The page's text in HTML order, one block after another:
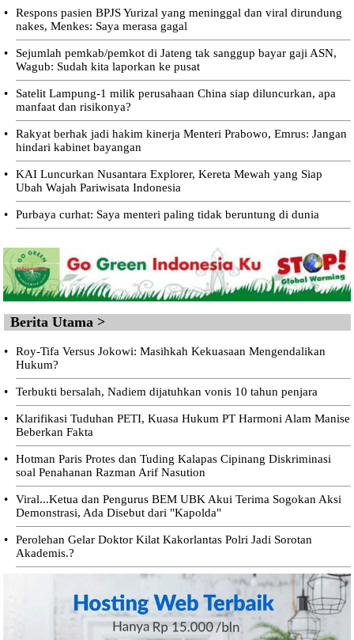
•
Respons pasien BPJS Yurizal yang meninggal dan viral dirundung
nakes, Menkes: Saya merasa gagal
•
Sejumlah pemkab/pemkot di Jateng tak sanggup bayar gaji ASN,
Wagub: Sudah kita laporkan ke pusat
•
Satelit Lampung-1 milik perusahaan China siap diluncurkan, apa
manfaat dan risikonya?
•
Rakyat berhak jadi hakim kinerja Menteri Prabowo, Emrus: Jangan
hindari kabinet bayangan
•
KAI Luncurkan Nusantara Explorer, Kereta Mewah yang Siap
Ubah Wajah Pariwisata Indonesia
• Purbaya curhat: Saya menteri paling tidak beruntung di dunia
Berita Utama >
•
Roy-Tifa Versus Jokowi: Masihkah Kekuasaan Mengendalikan
Hukum?
• Terbukti bersalah, Nadiem dijatuhkan vonis 10 tahun penjara
•
Klarifikasi Tuduhan PETI, Kuasa Hukum PT Harmoni Alam Manise
Beberkan Fakta
•
Hotman Paris Protes dan Tuding Kalapas Cipinang Diskriminasi
soal Penahanan Razman Arif Nasution
•
Viral...Ketua dan Pengurus BEM UBK Akui Terima Sogokan Aksi
Demonstrasi, Ada Disebut dari "Kapolda"
•
Perolehan Gelar Doktor Kilat Kakorlantas Polri Jadi Sorotan
Akademis.?